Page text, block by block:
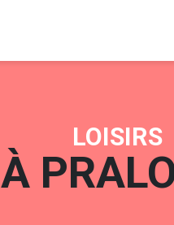
LOISIRS
À